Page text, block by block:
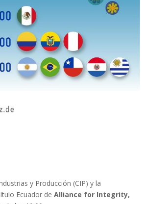
y Producción (CIP) y la
Ecuador deAlliance for Integrity,